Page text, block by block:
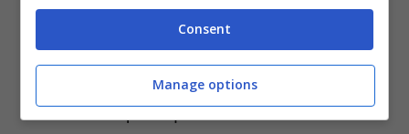
dirigenza che sfrutterebbe gran parte di
questa somma per andare a regalare a Pioli
(o a chi sarà sulla panchina) un
Consent
Manage options